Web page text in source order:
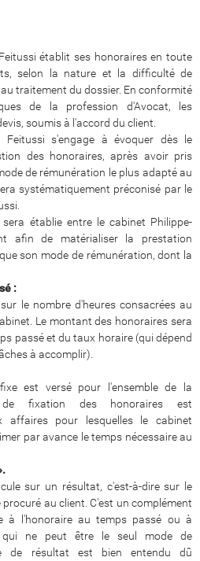
établit ses honoraires en toute
selon la nature et la difficulté de
traitement du dossier. En conformité
de la profession d'Avocat, les
soumis à l'accord du client.
Feitussi s'engage à évoquer dès le
des honoraires, après avoir pris
de rémunération le plus adapté au
systématiquement préconisé par le
établie entre le cabinet Philippe-
afin de matérialiser la prestation
son mode de rémunération, dont la
:
le nombre d'heures consacrées au
Le montant des honoraires sera
passé et du taux horaire (qui dépend
à accomplir).
est versé pour l'ensemble de la
de fixation des honoraires est
affaires pour lesquelles le cabinet
par avance le temps nécessaire au
sur un résultat, c'est-à-dire sur le
au client. C'est un complément
à l'honoraire au temps passé ou à
qui ne peut être le seul mode de
de résultat est bien entendu dû